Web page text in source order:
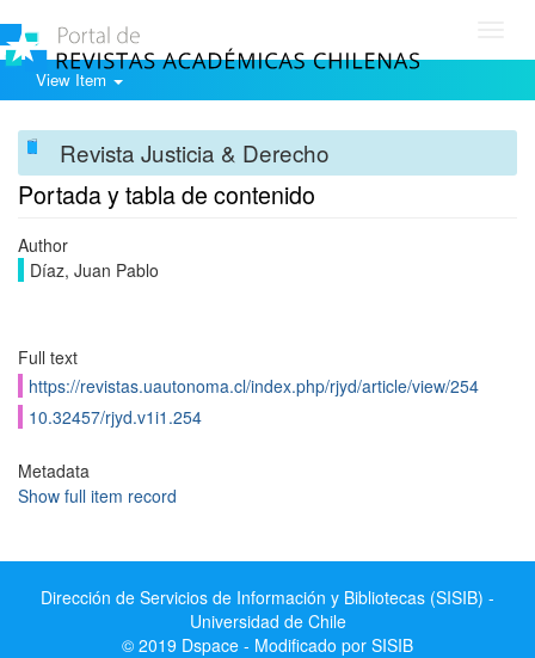
View Item
Revista Justicia & Derecho
Portada y tabla de contenido
Author
Díaz, Juan Pablo
Full text
https://revistas.uautonoma.cl/index.php/rjyd/article/view/254
10.32457/rjyd.v1i1.254
Metadata
Show full item record
Dirección de Servicios de Información y Bibliotecas (SISIB) -
Universidad de Chile
© 2019 Dspace - Modificado por SISIB